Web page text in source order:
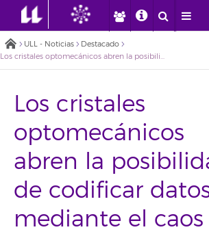
ULL - Noticias
Destacado
Los cristales optomecánicos abren la posibilidad de codificar datos mediante el caos
Los cristales
optomecánicos
abren la
de codificar
mediante el caos